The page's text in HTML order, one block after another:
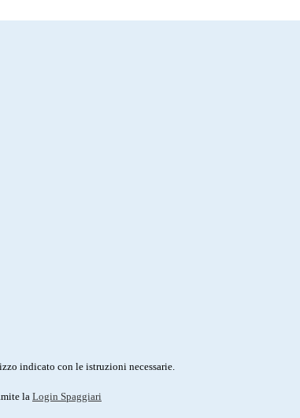
indicato con le istruzioni necessarie.
la Login Spaggiari